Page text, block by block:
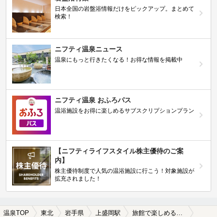
日本全国の岩盤浴情報だけをピックアップ。まとめて
検索！
ニフティ温泉ニュース
温泉にもっと行きたくなる！お得な情報を掲載中
ニフティ温泉 おふろパス
温浴施設をお得に楽しめるサブスクリプションプラン
【ニフティライフスタイル株主優待のご案
内】
株主優待制度で人気の温浴施設に行こう！対象施設が
拡充されました！
温泉TOP 東北 岩手県 上盛岡駅